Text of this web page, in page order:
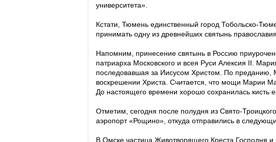
университета».
Кстати, Тюмень единственный город Тобольско-
принимать одну из древнейших святынь православия.
Напомним, принесение святынь в Россию
патриарха Московского и всея Руси Алексия II.
последовавшая за Иисусом Христом. По преданию,
воскрешении Христа. Считается, что мощи Марии
До настоящего времени хорошо сохранилась кисть
Отметим, сегодня после полудня из Свято-
аэропорт «Рощино», откуда отправились в
В Омске частица Животворящего Креста Господня